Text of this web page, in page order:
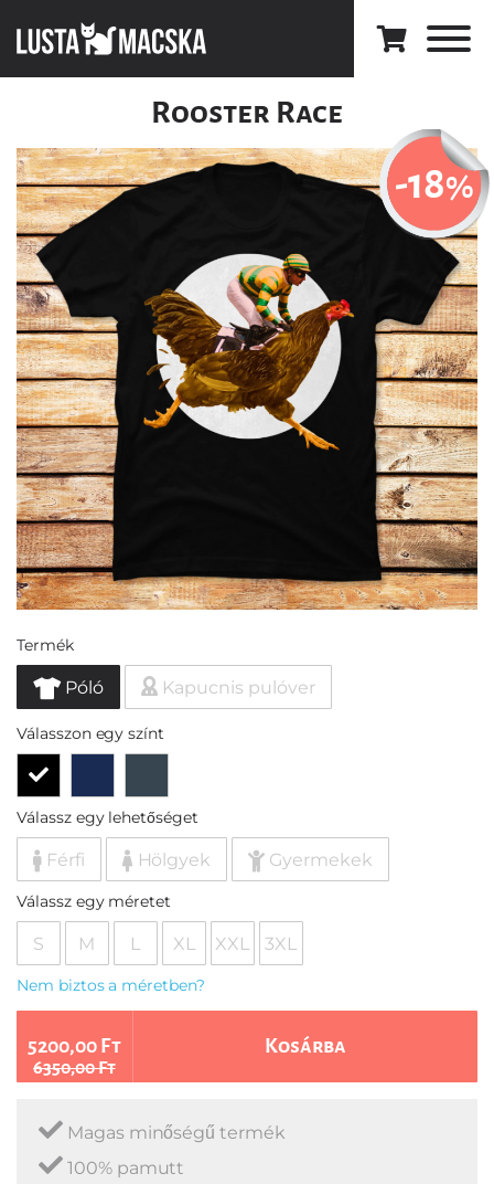
Rooster Race
-18%
Termék
Póló Kapucnis pulóver
Válasszon egy színt
Válassz egy lehetőséget
Férfi Hölgyek Gyermekek
Válassz egy méretet
S M L XL XXL 3XL
Nem biztos a méretben?
5200,00 Ft
6350,00 Ft
Kosárba
Magas minőségű termék
100% pamutt